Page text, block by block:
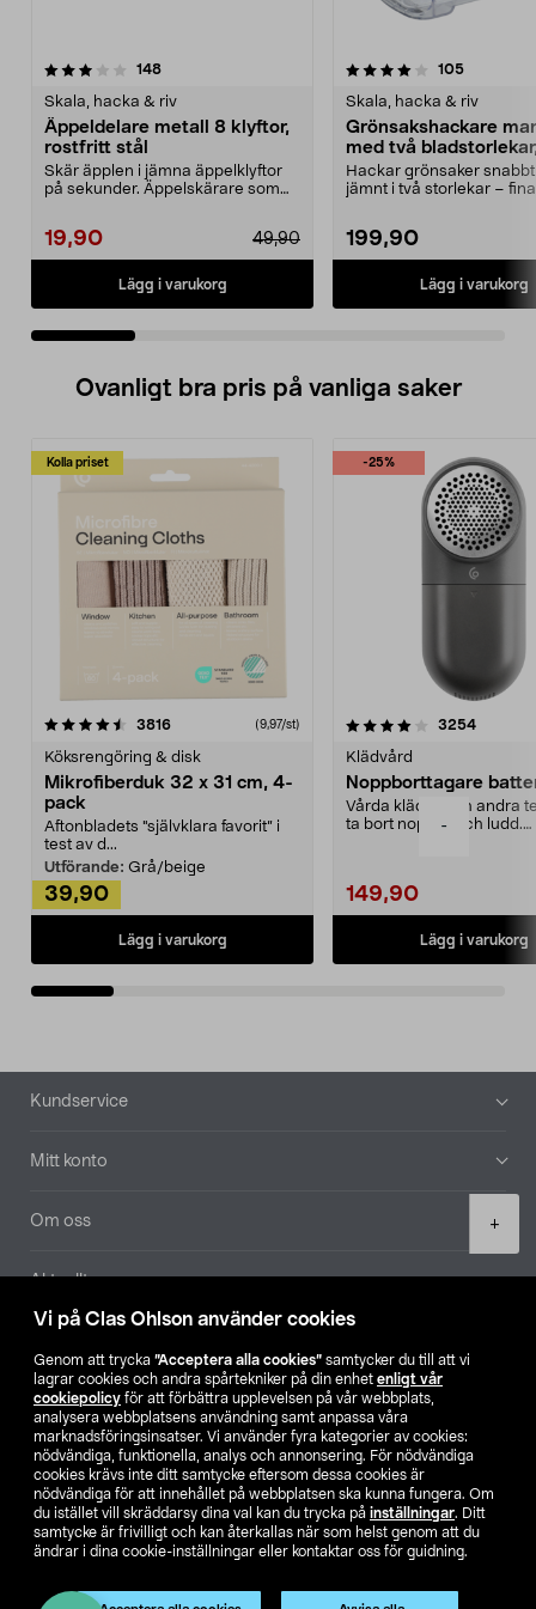
Vi på Clas Ohlson använder cookies
Genom att trycka ”Acceptera alla cookies” samtycker du till att vi
lagrar cookies och andra spårtekniker på din enhet enligt vår
cookiepolicy för att förbättra upplevelsen på vår webbplats,
analysera webbplatsens användning samt anpassa våra
marknadsföringsinsatser. Vi använder fyra kategorier av cookies:
nödvändiga, funktionella, analys och annonsering. För nödvändiga
cookies krävs inte ditt samtycke eftersom dessa cookies är
nödvändiga för att innehållet på webbplatsen ska kunna fungera. Om
du istället vill skräddarsy dina val kan du trycka på inställningar. Ditt
samtycke är frivilligt och kan återkallas när som helst genom att du
ändrar i dina cookie-inställningar eller kontaktar oss för guidning.
-
+
148recensioner
Skala, hacka & riv
Äppeldelare metall 8 klyftor,
rostfritt stål
Skär äpplen i jämna äppelklyftor
på sekunder. Äppelskärare som
19,90 49,90
Lägg i varukorg
4.0 av 5 stjärnor 105
Skala, hacka & riv
Grönsakshackare
med två
liter
Hackar grönsaker
jämnt i två storlekar –
199,90
Lägg i varukorg
4.5 av 5 stjärnor
Ovanligt bra pris på vanliga saker
Kolla priset
3816recensioner (9,97/st)
Köksrengöring & disk
Mikrofiberduk 32 x 31 cm, 4-
pack
Aftonbladets "självklara favorit” i
test av d...
Utförande: Grå/beige
39,90
Lägg i varukorg
-25%
4.0av 5 stjärnor 3254
Klädvård
Noppborttagare
Vårda kläder och andra
ta bort noppor och ludd.
149,90
Lägg i varukorg
4.5av 5 stjärnor
Sidfot
Kundservice
Mitt konto
Om oss
Aktuellt
Hitta butik
SE NO FI